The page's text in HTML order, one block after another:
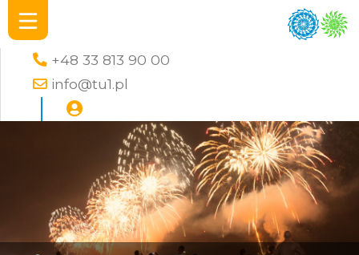
+48 33 813 90 00
info@tu1.pl